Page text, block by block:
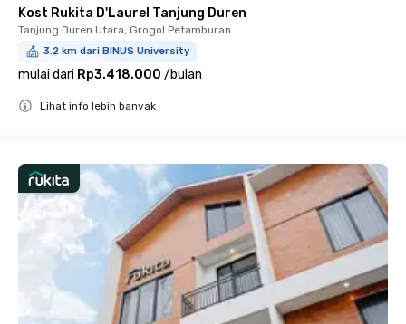
Kost Rukita D'Laurel Tanjung Duren
Tanjung Duren Utara, Grogol Petamburan
3.2 km dari BINUS University
mulai dari Rp3.418.000 /bulan
Lihat info lebih banyak